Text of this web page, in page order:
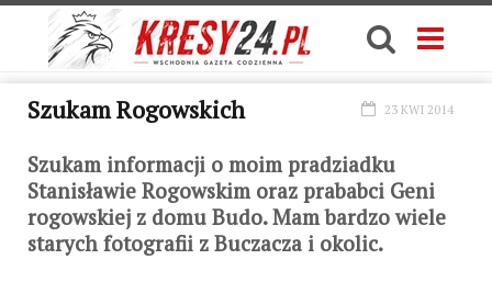
Szukam Rogowskich 23 KWI 2014
Szukam informacji o moim pradziadku
Stanisławie Rogowskim oraz prababci Geni
rogowskiej z domu Budo. Mam bardzo wiele
starych fotografii z Buczacza i okolic.